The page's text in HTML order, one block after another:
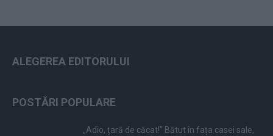
ALEGEREA EDITORULUI
POSTĂRI POPULARE
„Adio, țară de căcat!” Bătut în fața casei sale,